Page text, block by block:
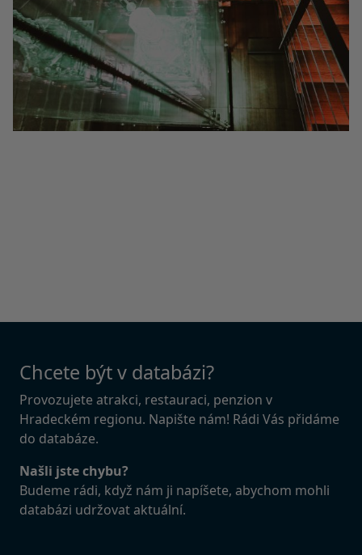
Chcete být v databázi?
Provozujete atrakci, restauraci, penzion v
Hradeckém regionu. Napište nám! Rádi Vás přidáme
do databáze.
Našli jste chybu?
Budeme rádi, když nám ji napíšete, abychom mohli
databázi udržovat aktuální.